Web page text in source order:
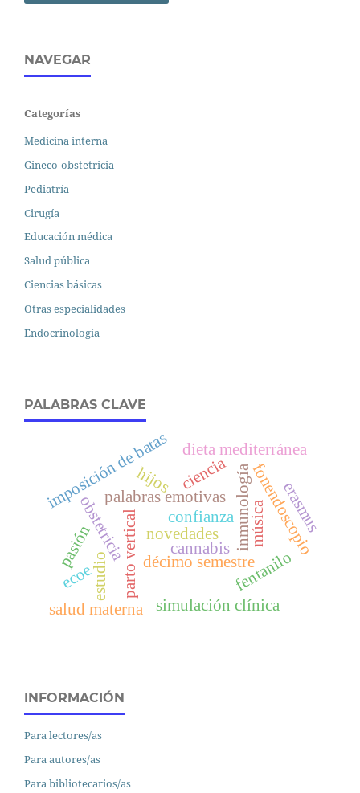
NAVEGAR
Categorías
Medicina interna
Gineco-obstetricia
Pediatría
Cirugía
Educación médica
Salud pública
Ciencias básicas
Otras especialidades
Endocrinología
PALABRAS CLAVE
inmunología
confianza
parto vertical
salud materna
décimo semestre
palabras emotivas fonendoscopio
imposición de batas
fentanilo
obstetricia
estudio
pasión
simulación clínica
dieta mediterránea
hijos
novedades
ciencia
música
ecoe
erasmus
cannabis
INFORMACIÓN
Para lectores/as
Para autores/as
Para bibliotecarios/as